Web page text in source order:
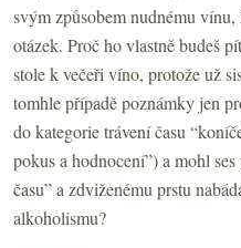
svým způsobem nudnému
otázek. Proč ho vlastně budeš
stole k večeři víno, protože už
tomhle případě poznámky jen
do kategorie trávení času
pokus a hodnocení”) a mohl
času” a zdviženému prstu
alkoholismu?